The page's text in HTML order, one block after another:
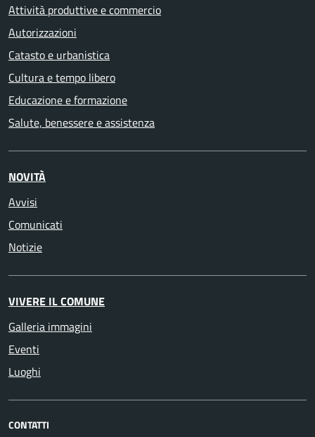
Attività produttive e commercio
Autorizzazioni
Catasto e urbanistica
Cultura e tempo libero
Educazione e formazione
Salute, benessere e assistenza
NOVITÀ
Avvisi
Comunicati
Notizie
VIVERE IL COMUNE
Galleria immagini
Eventi
Luoghi
CONTATTI